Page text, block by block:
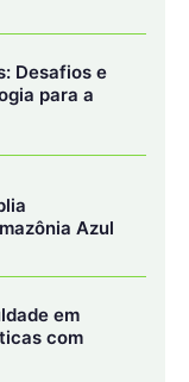
Desafios e
para a
Azul
em
com